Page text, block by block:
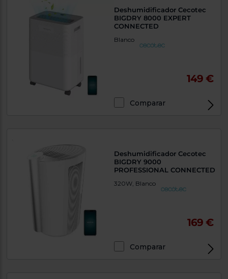
Deshumidificador Cecotec
BIGDRY 8000 EXPERT
CONNECTED
Blanco
149 €
Comparar
Deshumidificador Cecotec
BIGDRY 9000
PROFESSIONAL CONNECTED
320W, Blanco
169 €
Comparar